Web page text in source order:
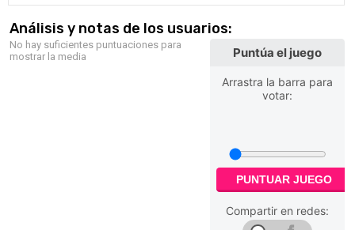
Análisis y notas de los usuarios:
No hay suficientes puntuaciones para
mostrar la media
Puntúa el juego
Arrastra la barra para
votar:
PUNTUAR JUEGO
Compartir en redes: